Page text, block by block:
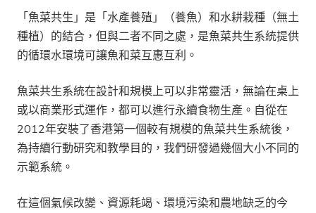
「魚菜共生」是「水產養殖」（養魚）和水耕栽種（無土
種植）的結合，但與二者不同之處，是魚菜共生系統提供
的循環水環境可讓魚和菜互惠互利。
魚菜共生系統在設計和規模上可以非常靈活，無論在桌上
或以商業形式運作，都可以進行永續食物生產。自從在
2012年安裝了香港第一個較有規模的魚菜共生系統後，
為持續行動研究和教學目的，我們研發過幾個大小不同的
示範系統。
在這個氣候改變、資源耗竭、環境污染和農地缺乏的今